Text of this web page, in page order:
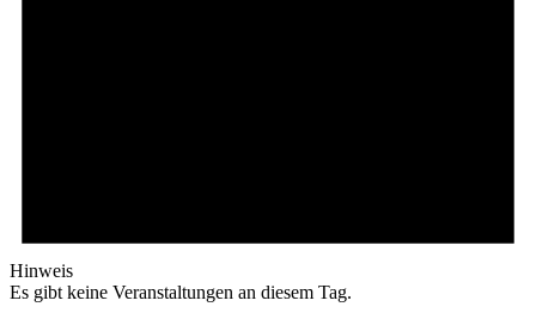
Hinweis
Es gibt keine Veranstaltungen an diesem Tag.